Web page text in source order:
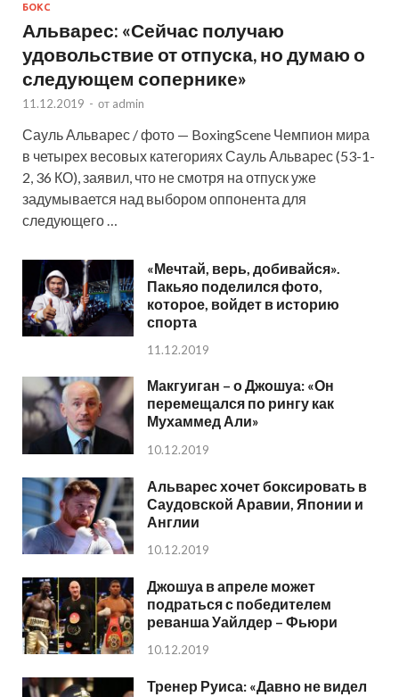
БОКС
Альварес: «Сейчас получаю
удовольствие от отпуска, но думаю о
следующем сопернике»
11.12.2019 - от admin
Сауль Альварес / фото — BoxingScene Чемпион мира
в четырех весовых категориях Сауль Альварес (53-1-
2, 36 КО), заявил, что не смотря на отпуск уже
задумывается над выбором оппонента для
следующего …
«Мечтай, верь, добивайся».
Пакьяо поделился фото,
которое, войдет в историю
спорта
11.12.2019
Макгуиган – о Джошуа: «Он
перемещался по рингу как
Мухаммед Али»
10.12.2019
Альварес хочет боксировать в
Саудовской Аравии, Японии и
Англии
10.12.2019
Джошуа в апреле может
подраться с победителем
реванша Уайлдер – Фьюри
10.12.2019
Тренер Руиса: «Давно не видел